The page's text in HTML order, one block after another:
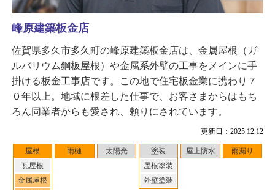
更新日：2025.12.12
屋根
瓦屋根
金属屋根
雨樋 太陽光
塗装
屋根塗装
外壁塗装
屋上防水 雨漏り
峰原建築板金店
佐賀県多久市多久町の峰原建築板金店は、金属屋根（ガ
ルバリウム鋼板屋根）や金属系外壁の工事をメインに手
掛ける板金工事店です。この地で住宅板金業に携わり７
０年以上。地域に根差した仕事で、お客さまからはもち
ろん同業者からも愛され、頼りにされています。